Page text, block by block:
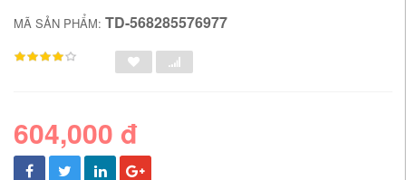
MÃ SẢN PHẨM: TD-568285576977
604,000 đ